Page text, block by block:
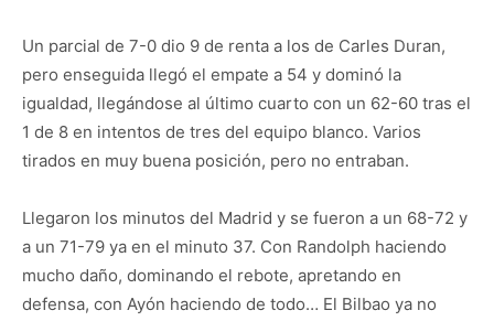
Un parcial de 7-0 dio 9 de renta a los de Carles Duran,
pero enseguida llegó el empate a 54 y dominó la
igualdad, llegándose al último cuarto con un 62-60 tras el
1 de 8 en intentos de tres del equipo blanco. Varios
tirados en muy buena posición, pero no entraban.
Llegaron los minutos del Madrid y se fueron a un 68-72 y
a un 71-79 ya en el minuto 37. Con Randolph haciendo
mucho daño, dominando el rebote, apretando en
defensa, con Ayón haciendo de todo… El Bilbao ya no